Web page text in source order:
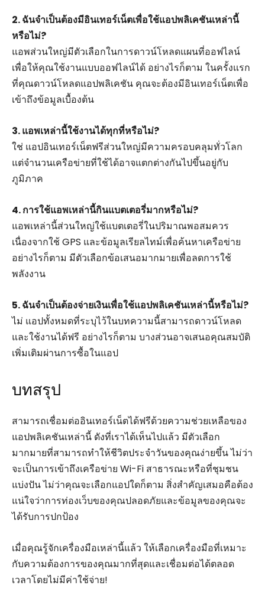
2. ฉันจำเป็นต้องมีอินเทอร์เน็ตเพื่อใช้แอปพลิเคชันเหล่านี้
หรือไม่?
แอพส่วนใหญ่มีตัวเลือกในการดาวน์โหลดแผนที่ออฟไลน์
เพื่อให้คุณใช้งานแบบออฟไลน์ได้ อย่างไรก็ตาม ในครั้งแรก
ที่คุณดาวน์โหลดแอปพลิเคชัน คุณจะต้องมีอินเทอร์เน็ตเพื่อ
เข้าถึงข้อมูลเบื้องต้น
3. แอพเหล่านี้ใช้งานได้ทุกที่หรือไม่?
ใช่ แอปอินเทอร์เน็ตฟรีส่วนใหญ่มีความครอบคลุมทั่วโลก
แต่จำนวนเครือข่ายที่ใช้ได้อาจแตกต่างกันไปขึ้นอยู่กับ
ภูมิภาค
4. การใช้แอพเหล่านี้กินแบตเตอรี่มากหรือไม่?
แอพเหล่านี้ส่วนใหญ่ใช้แบตเตอรี่ในปริมาณพอสมควร
เนื่องจากใช้ GPS และข้อมูลเรียลไทม์เพื่อค้นหาเครือข่าย
อย่างไรก็ตาม มีตัวเลือกข้อเสนอมากมายเพื่อลดการใช้
พลังงาน
5. ฉันจำเป็นต้องจ่ายเงินเพื่อใช้แอปพลิเคชันเหล่านี้หรือไม่?
ไม่ แอปทั้งหมดที่ระบุไว้ในบทความนี้สามารถดาวน์โหลด
และใช้งานได้ฟรี อย่างไรก็ตาม บางส่วนอาจเสนอคุณสมบัติ
เพิ่มเติมผ่านการซื้อในแอป
บทสรุป
สามารถเชื่อมต่ออินเทอร์เน็ตได้ฟรีด้วยความช่วยเหลือของ
แอปพลิเคชันเหล่านี้ ดังที่เราได้เห็นไปแล้ว มีตัวเลือก
มากมายที่สามารถทำให้ชีวิตประจำวันของคุณง่ายขึ้น ไม่ว่า
จะเป็นการเข้าถึงเครือข่าย Wi-Fi สาธารณะหรือที่ชุมชน
แบ่งปัน ไม่ว่าคุณจะเลือกแอปใดก็ตาม สิ่งสำคัญเสมอคือต้อง
แน่ใจว่าการท่องเว็บของคุณปลอดภัยและข้อมูลของคุณจะ
ได้รับการปกป้อง
เมื่อคุณรู้จักเครื่องมือเหล่านี้แล้ว ให้เลือกเครื่องมือที่เหมาะ
กับความต้องการของคุณมากที่สุดและเชื่อมต่อได้ตลอด
เวลาโดยไม่มีค่าใช้จ่าย!